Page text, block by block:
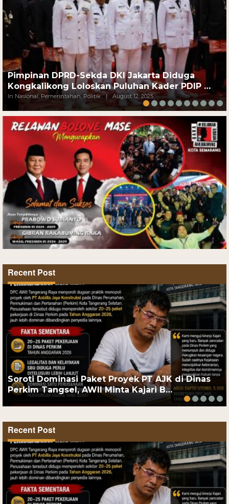
Pimpinan DPRD-Sekda DKI Jakarta Diduga
Kongkalikong Loloskan Puluhan Kader PDIP …
In Nasional, Pemerintahan, Politik | August 12, 2025
Recent Post
Soroti Dominasi Paket Proyek PT AJK di Dinas
Perkim Tangsel, AWII Minta Kajari B…
Recent Post